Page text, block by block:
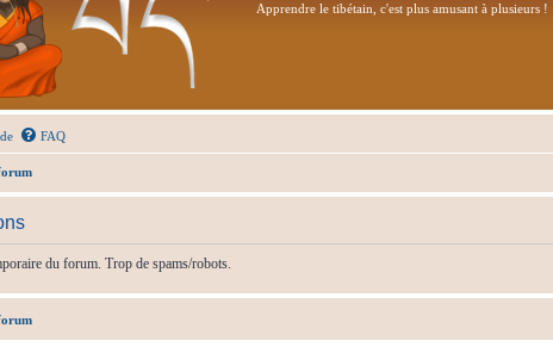
Apprendre le tibétain, c'est plus amusant à plusieurs !
FAQ
du forum. Trop de spams/robots.